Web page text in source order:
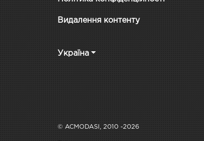
Видалення контенту
Україна
© ACMODASI, 2010 -2026